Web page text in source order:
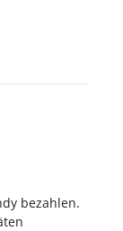
bezahlen.